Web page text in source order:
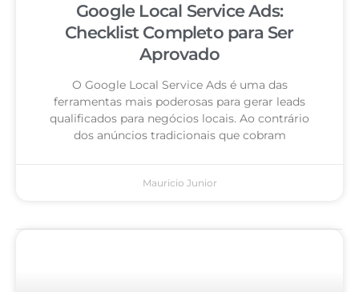
Google Local Service Ads:
Checklist Completo para Ser
Aprovado
O Google Local Service Ads é uma das
ferramentas mais poderosas para gerar leads
qualificados para negócios locais. Ao contrário
dos anúncios tradicionais que cobram
Mauricio Junior